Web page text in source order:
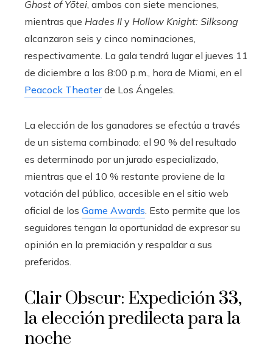
Ghost of Yōtei , ambos con siete menciones,
mientras que Hades II y Hollow Knight: Silksong
alcanzaron seis y cinco nominaciones,
respectivamente. La gala tendrá lugar el jueves 11
de diciembre a las 8:00 p.m., hora de Miami, en el
Peacock Theaterde Los Ángeles.
La elección de los ganadores se efectúa a través
de un sistema combinado: el 90 % del resultado
es determinado por un jurado especializado,
mientras que el 10 % restante proviene de la
votación del público, accesible en el sitio web
oficial de los Game Awards . Esto permite que los
seguidores tengan la oportunidad de expresar su
opinión en la premiación y respaldar a sus
preferidos.
Clair Obscur: Expedición 33,
la elección predilecta para la
noche